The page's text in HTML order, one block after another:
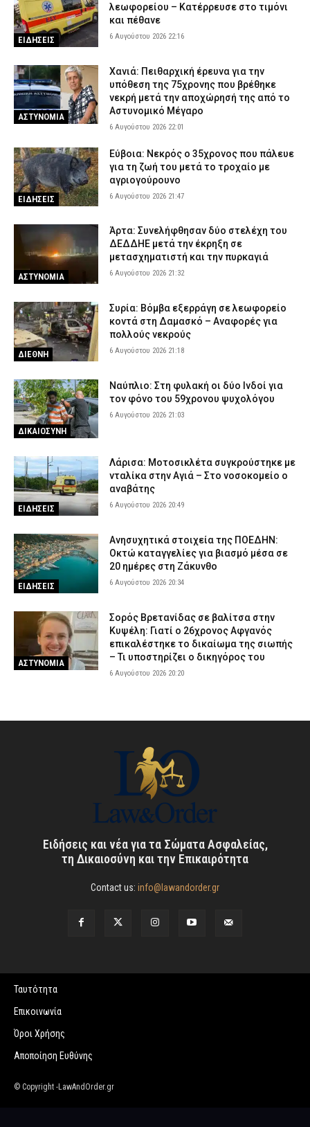
ΕΙΔΗΣΕΙΣ
λεωφορείου – Κατέρρευσε στο τιμόνι
και πέθανε
6 Αυγούστου 2026 22:16
ΑΣΤΥΝΟΜΙΑ
Χανιά: Πειθαρχική έρευνα για την
υπόθεση της 75χρονης που βρέθηκε
νεκρή μετά την αποχώρησή της από το
Αστυνομικό Μέγαρο
6 Αυγούστου 2026 22:01
ΕΙΔΗΣΕΙΣ
Εύβοια: Νεκρός ο 35χρονος που πάλευε
για τη ζωή του μετά το τροχαίο με
αγριογούρουνο
6 Αυγούστου 2026 21:47
ΑΣΤΥΝΟΜΙΑ
Άρτα: Συνελήφθησαν δύο στελέχη του
ΔΕΔΔΗΕ μετά την έκρηξη σε
μετασχηματιστή και την πυρκαγιά
6 Αυγούστου 2026 21:32
ΔΙΕΘΝΗ
Συρία: Βόμβα εξερράγη σε λεωφορείο
κοντά στη Δαμασκό – Αναφορές για
πολλούς νεκρούς
6 Αυγούστου 2026 21:18
ΔΙΚΑΙΟΣΥΝΗ
Ναύπλιο: Στη φυλακή οι δύο Ινδοί για
τον φόνο του 59χρονου ψυχολόγου
6 Αυγούστου 2026 21:03
ΕΙΔΗΣΕΙΣ
Λάρισα: Μοτοσικλέτα συγκρούστηκε με
νταλίκα στην Αγιά – Στο νοσοκομείο ο
αναβάτης
6 Αυγούστου 2026 20:49
ΕΙΔΗΣΕΙΣ
Ανησυχητικά στοιχεία της ΠΟΕΔΗΝ:
Οκτώ καταγγελίες για βιασμό μέσα σε
20 ημέρες στη Ζάκυνθο
6 Αυγούστου 2026 20:34
ΑΣΤΥΝΟΜΙΑ
Σορός Βρετανίδας σε βαλίτσα στην
Κυψέλη: Γιατί ο 26χρονος Αφγανός
επικαλέστηκε το δικαίωμα της σιωπής
– Τι υποστηρίζει ο δικηγόρος του
6 Αυγούστου 2026 20:20
Ειδήσεις και νέα για τα Σώματα Ασφαλείας,
τη Δικαιοσύνη και την Επικαιρότητα
Contact us: info@lawandorder.gr
Ταυτότητα
Επικοινωνία
Όροι Χρήσης
Αποποίηση Ευθύνης
© Copyright -LawAndOrder.gr